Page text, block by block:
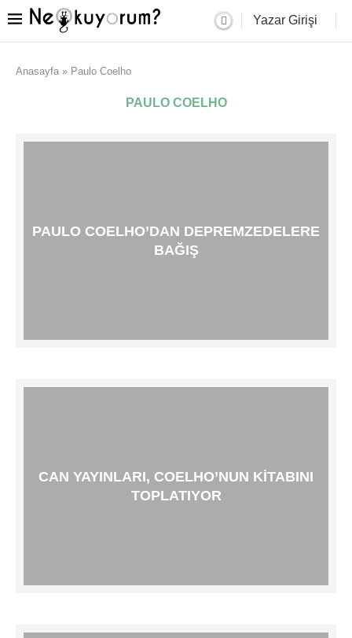
Yazar Girişi
Anasayfa » Paulo Coelho
PAULO COELHO
PAULO COELHO’DAN DEPREMZEDELERE
BAĞIŞ
CAN YAYINLARI, COELHO’NUN KITABINI
TOPLATIYOR